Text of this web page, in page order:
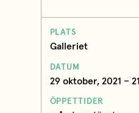
PLATS
Galleriet
DATUM
29 oktober, 2021 –
ÖPPETTIDER